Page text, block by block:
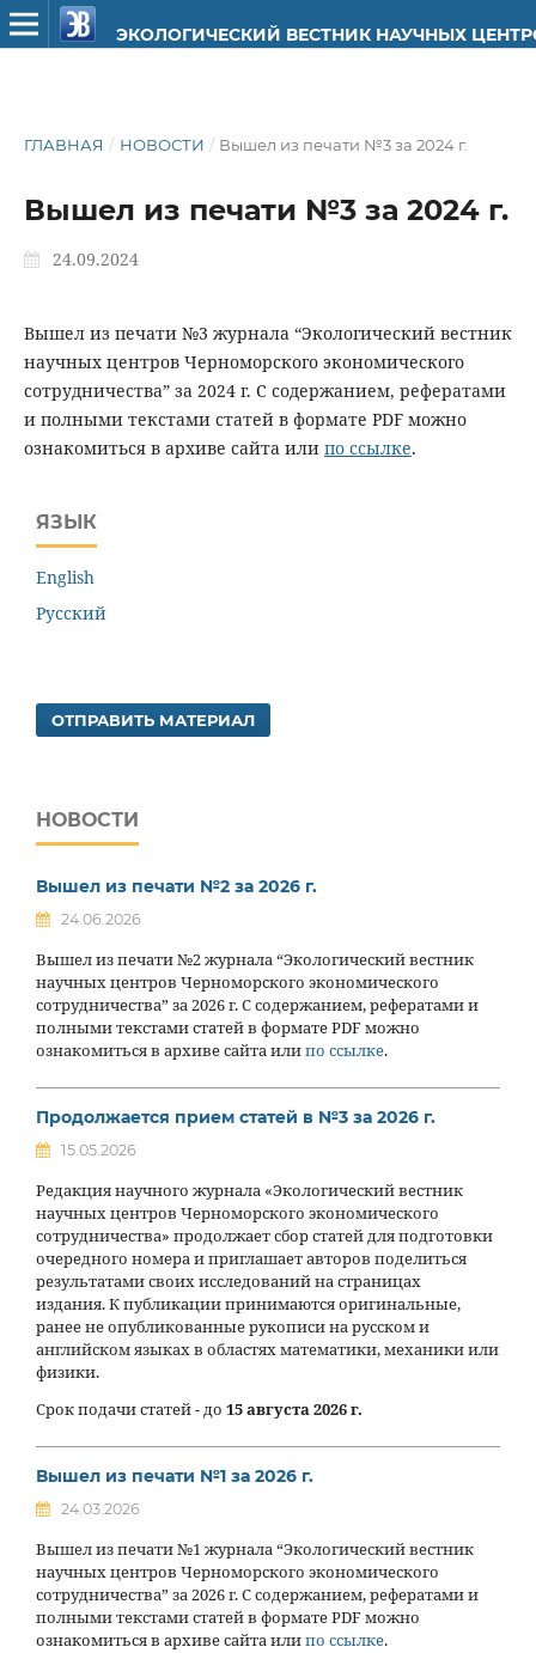
ЭКОЛОГИЧЕСКИЙ ВЕСТНИК НАУЧНЫХ
ГЛАВНАЯ / НОВОСТИ / Вышел из печати №3 за 2024 г.
Вышел из печати №3 за 2024 г.
24.09.2024
Вышел из печати №3 журнала “Экологический вестник
научных центров Черноморского экономического
сотрудничества” за 2024 г. С содержанием, рефератами
и полными текстами статей в формате PDF можно
ознакомиться в архиве сайта или по ссылке.
ЯЗЫК
English
Русский
ОТПРАВИТЬ МАТЕРИАЛ
НОВОСТИ
Вышел из печати №2 за 2026 г.
24.06.2026
Вышел из печати №2 журнала “Экологический вестник
научных центров Черноморского экономического
сотрудничества” за 2026 г. С содержанием, рефератами и
полными текстами статей в формате PDF можно
ознакомиться в архиве сайта илипо ссылке.
Продолжается прием статей в №3 за 2026 г.
15.05.2026
Редакция научного журнала «Экологический вестник
научных центров Черноморского экономического
сотрудничества» продолжает сбор статей для подготовки
очередного номера и приглашает авторов поделиться
результатами своих исследований на страницах
издания. К публикации принимаются оригинальные,
ранее не опубликованные рукописи на русском и
английском языках в областях математики, механики или
физики.
Срок подачи статей - до 15 августа 2026 г.
Вышел из печати №1 за 2026 г.
24.03.2026
Вышел из печати №1 журнала “Экологический вестник
научных центров Черноморского экономического
сотрудничества” за 2026 г. С содержанием, рефератами и
полными текстами статей в формате PDF можно
ознакомиться в архиве сайта илипо ссылке.